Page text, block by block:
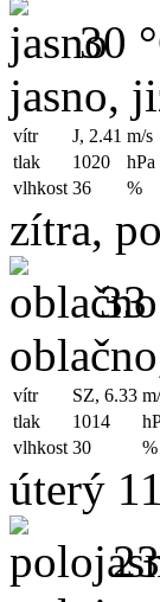
30
jasno,
vítr J, 2.41 m/s
tlak
1020
hPa
vlhkost 36 %
zítra,
33
vítr SZ, 6.33
tlak
1014
vlhkost 30 %
úterý